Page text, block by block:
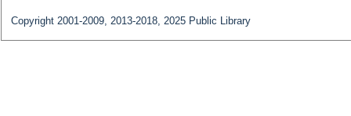
Copyright 2001-2009, 2013-2018, 2025 Public Library